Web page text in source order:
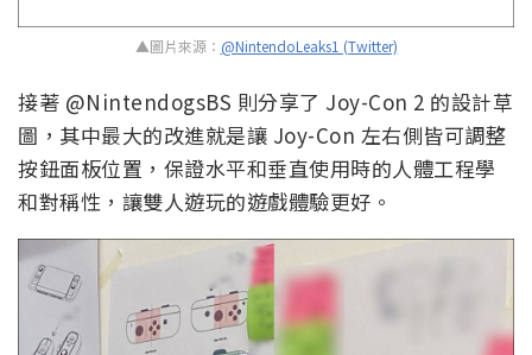
▲圖片來源： @NintendoLeaks1 (Twitter)
接著 @NintendogsBS 則分享了 Joy-Con 2 的設計草
圖，其中最大的改進就是讓 Joy-Con 左右側皆可調整
按鈕面板位置，保證水平和垂直使用時的人體工程學
和對稱性，讓雙人遊玩的遊戲體驗更好。